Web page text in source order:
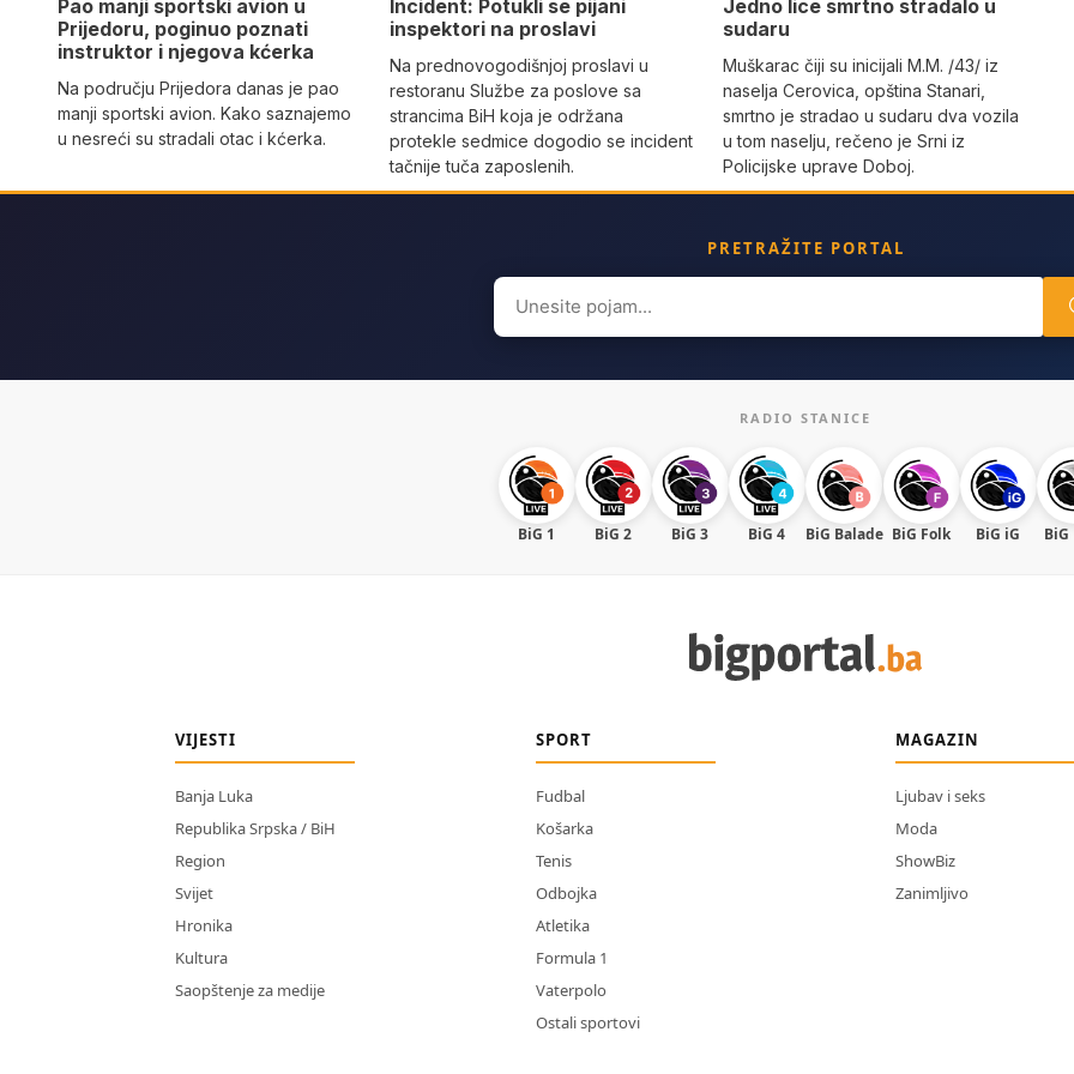
Pao manji sportski avion u
Prijedoru, poginuo poznati
instruktor i njegova kćerka
Na području Prijedora danas je pao
manji sportski avion. Kako saznajemo
u nesreći su stradali otac i kćerka.
Incident: Potukli se pijani
inspektori na proslavi
Na prednovogodišnjoj proslavi u
restoranu Službe za poslove sa
strancima BiH koja je održana
protekle sedmice dogodio se incident
tačnije tuča zaposlenih.
Јedno lice smrtno stradalo u
sudaru
Muškarac čiji su inicijali M.M. /43/ iz
naselja Cerovica, opština Stanari,
smrtno je stradao u sudaru dva vozila
u tom naselju, rečeno je Srni iz
Policijske uprave Doboj.
PRETRAŽITE PORTAL
Search
for:
RADIO STANICE
BiG 1 BiG 2 BiG 3 BiG 4 BiG Balade BiG Folk BiG iG BiG
VIJESTI
Banja Luka
Republika Srpska / BiH
Region
Svijet
Hronika
Kultura
Saopštenje za medije
SPORT
Fudbal
Košarka
Tenis
Odbojka
Atletika
Formula 1
Vaterpolo
Ostali sportovi
MAGAZIN
Ljubav i seks
Moda
ShowBiz
Zanimljivo